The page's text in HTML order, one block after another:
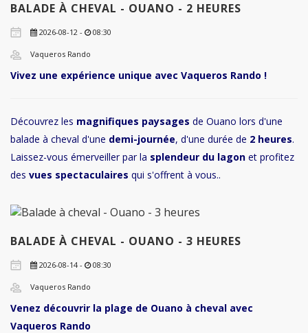
BALADE À CHEVAL - OUANO - 2 HEURES
2026-08-12 - 08:30
Vaqueros Rando
Vivez une expérience unique avec Vaqueros Rando !
Découvrez les magnifiques paysages de Ouano lors d'une
balade à cheval d'une demi-journée, d'une durée de 2 heures.
Laissez-vous émerveiller par la splendeur du lagon et profitez
des vues spectaculaires qui s'offrent à vous..
BALADE À CHEVAL - OUANO - 3 HEURES
2026-08-14 - 08:30
Vaqueros Rando
Venez découvrir la plage de Ouano à cheval avec
Vaqueros Rando